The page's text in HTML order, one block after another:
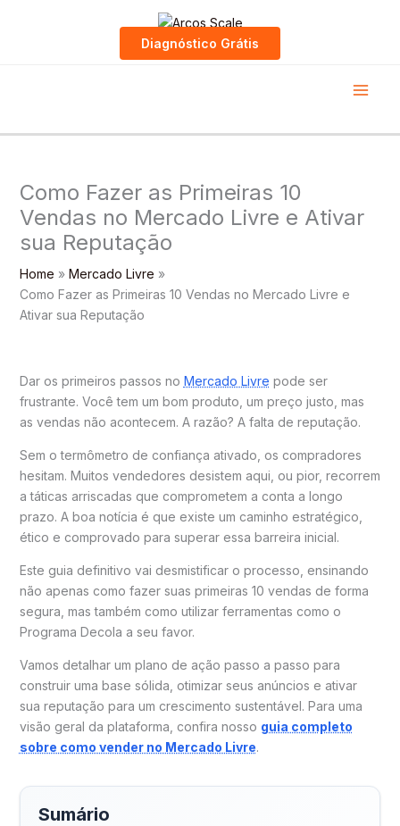
Diagnóstico Grátis
Como Fazer as Primeiras 10
Vendas no Mercado Livre e Ativar
sua Reputação
Home
Mercado Livre
Como Fazer as Primeiras 10 Vendas no Mercado Livre e
Ativar sua Reputação
Dar os primeiros passos no Mercado Livre pode ser
frustrante. Você tem um bom produto, um preço justo, mas
as vendas não acontecem. A razão? A falta de reputação.
Sem o termômetro de confiança ativado, os compradores
hesitam. Muitos vendedores desistem aqui, ou pior, recorrem
a táticas arriscadas que comprometem a conta a longo
prazo. A boa notícia é que existe um caminho estratégico,
ético e comprovado para superar essa barreira inicial.
Este guia definitivo vai desmistificar o processo, ensinando
não apenas como fazer suas primeiras 10 vendas de forma
segura, mas também como utilizar ferramentas como o
Programa Decola a seu favor.
Vamos detalhar um plano de ação passo a passo para
construir uma base sólida, otimizar seus anúncios e ativar
sua reputação para um crescimento sustentável. Para uma
visão geral da plataforma, confira nosso guia completo
sobre como vender no Mercado Livre.
Sumário